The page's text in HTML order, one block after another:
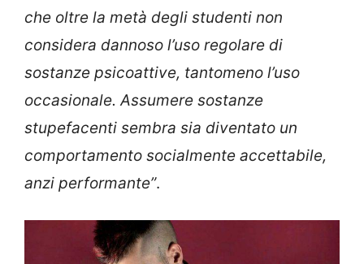
che oltre la metà degli studenti non
considera dannoso l’uso regolare di
sostanze psicoattive, tantomeno l’uso
occasionale. Assumere sostanze
stupefacenti sembra sia diventato un
comportamento socialmente accettabile,
anzi performante”.